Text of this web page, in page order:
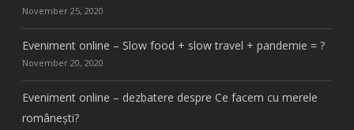
November 25, 2020
Eveniment online – Slow food + slow travel + pandemie = ?
November 20, 2020
Eveniment online – dezbatere despre Ce facem cu merele
românești?